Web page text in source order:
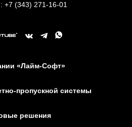
+7 (343) 271-16-01
«Лайм-Софт»
пропускной системы
решения